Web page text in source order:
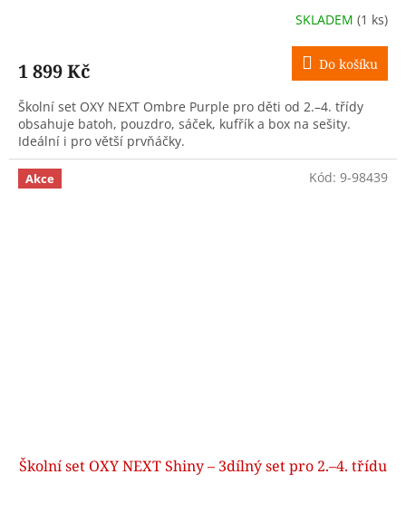
SKLADEM (1 ks)
1 899 Kč Do košíku
Školní set OXY NEXT Ombre Purple pro děti od 2.–4. třídy
obsahuje batoh, pouzdro, sáček, kufřík a box na sešity.
Ideální i pro větší prvňáčky.
Akce
Školní set OXY NEXT Shiny – 3dílný set pro 2.–4. třídu
Kód: 9-98439